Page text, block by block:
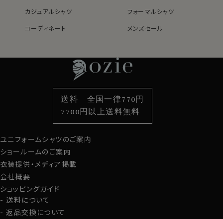
カジュアルシャツ
フォーマルシャツ
コーディネート
メンズセール
袖・カフス型から選ぶ
色から選ぶ
柄から選ぶ
スタイルから選ぶ
カジュアルシャツ
定番シャツ
カフスボタン
サスペンダー
財布・名刺入れ
バッグ
ストール・マフラー
グローブ
ユニフォームシャツのご案内
ショールームのご案内
衣装提供・メディア掲載
会社概要
ショッピングガイド
送料について
返品交換について
送料 全国一律770円
7700円以上送料無料